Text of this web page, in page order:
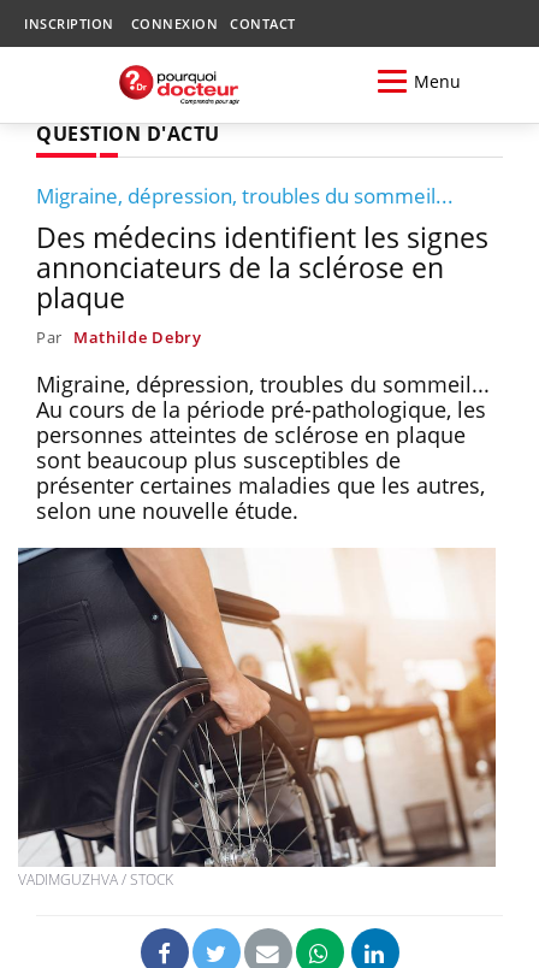
INSCRIPTION CONNEXION CONTACT
Menu
QUESTION D'ACTU
Migraine, dépression, troubles du sommeil...
Des médecins identifient les signes
annonciateurs de la sclérose en
plaque
Par Mathilde Debry
Migraine, dépression, troubles du sommeil...
Au cours de la période pré-pathologique, les
personnes atteintes de sclérose en plaque
sont beaucoup plus susceptibles de
présenter certaines maladies que les autres,
selon une nouvelle étude.
VADIMGUZHVA / STOCK